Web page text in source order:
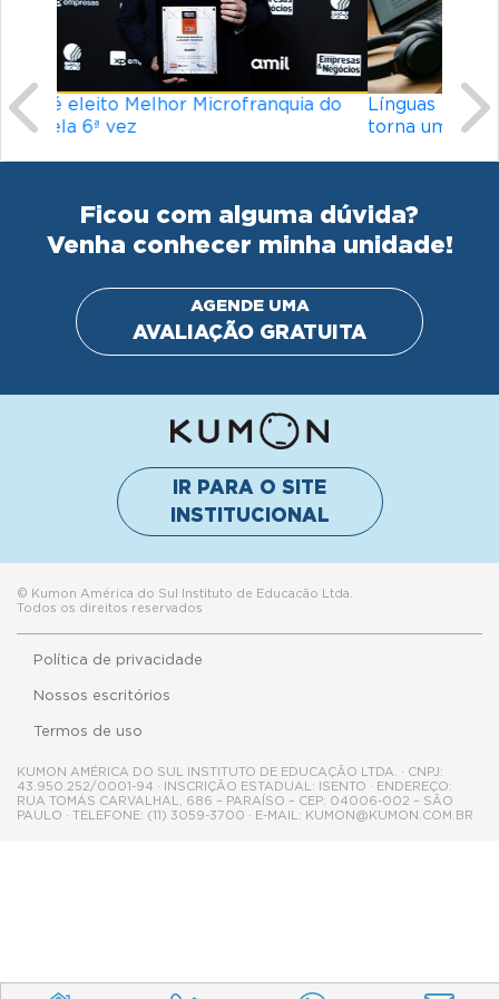
Línguas mais difíceis do mundo: o que
torna um idioma desafiador?
Ficou com alguma dúvida?
Venha conhecer minha unidade!
AGENDE UMA
AVALIAÇÃO GRATUITA
IR PARA O SITE
INSTITUCIONAL
© Kumon América do Sul Instituto de Educacão Ltda.
Todos os direitos reservados
Política de privacidade
Termos de uso
Nossos escritórios
KUMON AMÉRICA DO SUL INSTITUTO DE EDUCAÇÃO LTDA. · CNPJ:
43.950.252/0001-94 · INSCRIÇÃO ESTADUAL: ISENTO · ENDEREÇO:
RUA TOMÁS CARVALHAL, 686 – PARAÍSO – CEP: 04006-002 – SÃO
PAULO · TELEFONE: (11) 3059-3700 · E-MAIL: KUMON@KUMON.COM.BR